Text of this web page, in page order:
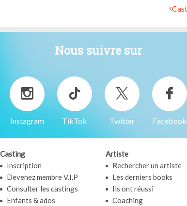
Nous suivre sur
Instagram TikTok Twitter Facebook
Casting
Inscription
Devenez membre V.I.P
Consulter les castings
Enfants & ados
Artiste
Rechercher un artiste
Les derniers books
Ils ont réussi
Coaching